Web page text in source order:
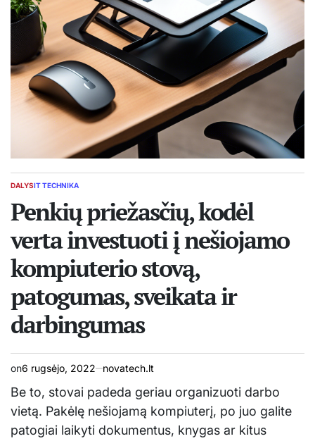
POSTED
DALYSIT TECHNIKA
Penkių priežasčių, kodėl
verta investuoti į nešiojamo
kompiuterio stovą,
patogumas, sveikata ir
darbingumas
on6 rugsėjo, 2022 novatech.lt
Be to, stovai padeda geriau organizuoti darbo
vietą. Pakėlę nešiojamą kompiuterį, po juo galite
patogiai laikyti dokumentus, knygas ar kitus